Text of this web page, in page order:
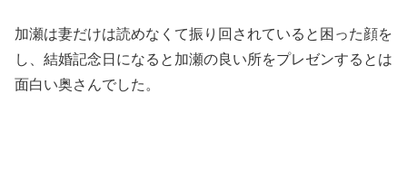
加瀬は妻だけは読めなくて振り回されていると困った顔を
し、結婚記念日になると加瀬の良い所をプレゼンするとは
面白い奥さんでした。